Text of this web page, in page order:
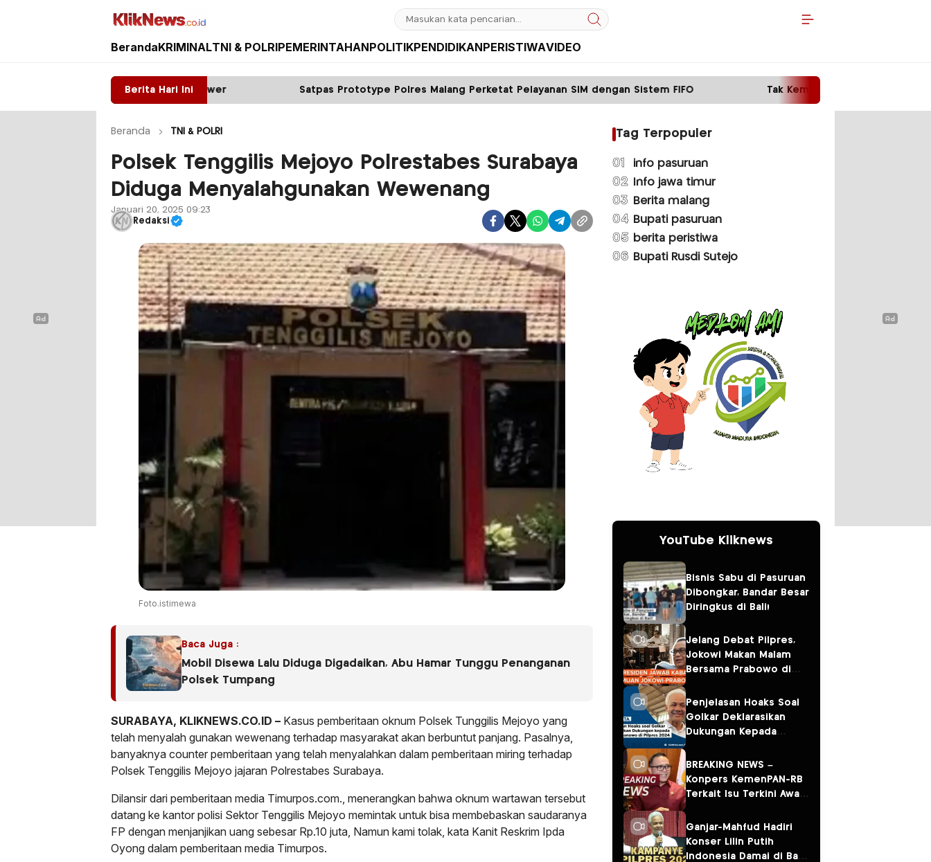
Kliknews.co.id
BerandaKRIMINALTNI & POLRIPEMERINTAHANPOLITIKPENDIDIKANPERISTIWAVIDEO
Berita Hari Ini
Diduga ada Mafia tower Satpas Prototype Polres Malang Perketat Pelayanan SIM dengan Sistem FIFO Tak Kembalikan Motor Pinjaman, Pria di Malang
Beranda TNI & POLRI
Polsek Tenggilis Mejoyo Polrestabes Surabaya
Diduga Menyalahgunakan Wewenang
Januari 20, 2025 09:23
Redaksi
Foto.istimewa
Baca Juga :
Mobil Disewa Lalu Diduga Digadaikan, Abu Hamar Tunggu Penanganan
Polsek Tumpang
SURABAYA, KLIKNEWS.CO.ID – Kasus pemberitaan oknum Polsek Tunggilis Mejoyo yang
telah menyalah gunakan wewenang terhadap masyarakat akan berbuntut panjang. Pasalnya,
banyaknya counter pemberitaan yang telah menyalahkan dalam pemberitaan miring terhadap
Polsek Tenggilis Mejoyo jajaran Polrestabes Surabaya.
Dilansir dari pemberitaan media Timurpos.com., menerangkan bahwa oknum wartawan tersebut
datang ke kantor polisi Sektor Tenggilis Mejoyo memintak untuk bisa membebaskan saudaranya
FP dengan menjanjikan uang sebesar Rp.10 juta, Namun kami tolak, kata Kanit Reskrim Ipda
Oyong dalam pemberitaan media Timurpos.
Tag Terpopuler
01 info pasuruan
02 Info jawa timur
03 Berita malang
04 Bupati pasuruan
05 berita peristiwa
06 Bupati Rusdi Sutejo
YouTube Kliknews
Bisnis Sabu di Pasuruan
Dibongkar, Bandar Besar
Diringkus di Bali!
Jelang Debat Pilpres,
Jokowi Makan Malam
Bersama Prabowo di
Penjelasan Hoaks Soal
Golkar Deklarasikan
Dukungan Kepada
Pilpres 2024
BREAKING NEWS –
Konpers KemenPAN-RB
Terkait Isu Terkini Awal
Ganjar-Mahfud Hadiri
Konser Lilin Putih
Indonesia Damai di Balai